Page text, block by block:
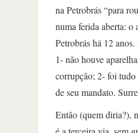
na Petrobrás “para
numa ferida aberta: o
Petrobrás há 12
1- não houve
corrupção; 2- foi
de seu mandato.
Então (quem diria?),